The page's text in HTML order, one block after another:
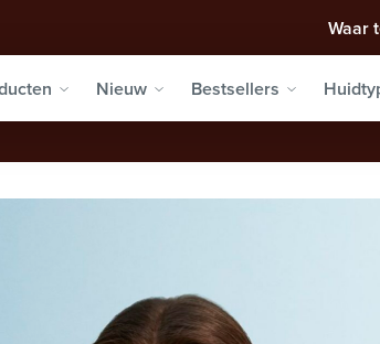
Waar
Nieuw Bestsellers